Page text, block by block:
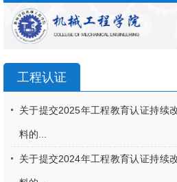
工程认证
关于提交2025年工程教育认证持续
料的...
关于提交2024年工程教育认证持续